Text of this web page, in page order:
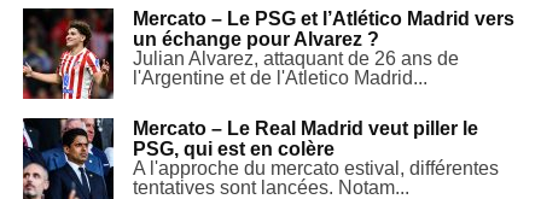
Mercato – Le PSG et l’Atlético Madrid vers
un échange pour Alvarez ?
Julian Alvarez, attaquant de 26 ans de
l'Argentine et de l'Atletico Madrid...
Mercato – Le Real Madrid veut piller le
PSG, qui est en colère
A l'approche du mercato estival, différentes
tentatives sont lancées. Notam...